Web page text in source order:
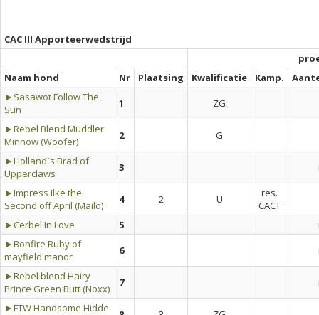
CAC III Apporteerwedstrijd
Naam hond
Nr Plaatsing Kwalificatie Kamp.
►Sasawot Follow The
Sun
1
ZG
►Rebel Blend Muddler
Minnow (Woofer)
2
G
►Holland`s Brad of
Upperclaws
3
►Impress Ilke the
Second off April (Mailo)
4 2 U
res.
CACT
►Cerbel In Love
5
►Bonfire Ruby of
mayfield manor
6
►Rebel blend Hairy
Prince Green Butt (Noxx)
7
►FTW Handsome Hidde